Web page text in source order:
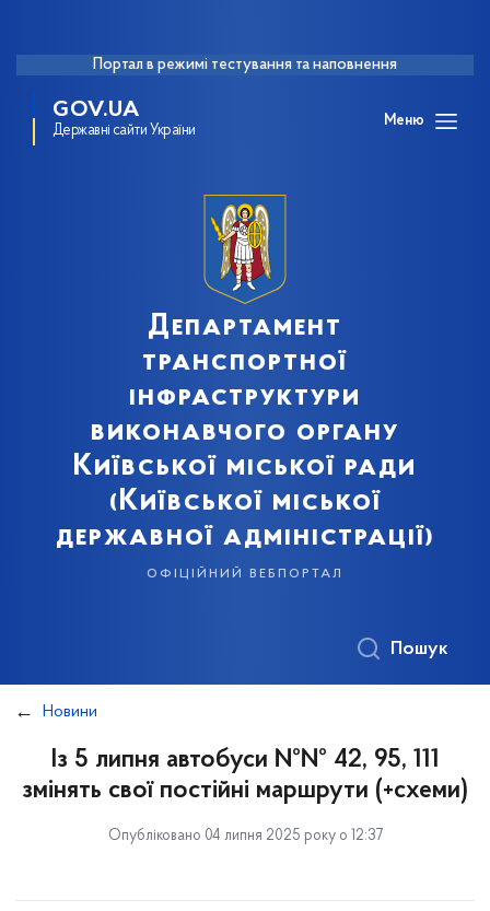
Портал в режимі тестування та наповнення
GOV.UA
Державні сайти України
Меню
Департамент
транспортної
інфраструктури
виконавчого органу
Київської міської ради
(Київської міської
державної адміністрації)
офіційний вебпортал
Пошук
Новини
Із 5 липня автобуси №№ 42, 95, 111
змінять свої постійні маршрути (+схеми)
Опубліковано 04 липня 2025 року о 12:37